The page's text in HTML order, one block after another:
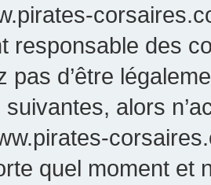
responsable des
pas d’être
alors
quel moment